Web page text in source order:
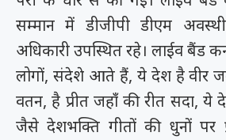
सम्मान में डीजीपी डीएम
अधिकारी उपस्थित रहे। लाईव बैंड
लोगों, संदेशे आते हैं, ये देश है वीर
वतन, है प्रीत जहांँ की रीत सदा, ये
जैसे देशभक्ति गीतों की धुनों पर